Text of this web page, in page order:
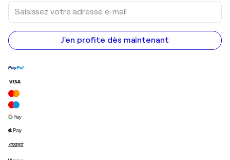
Saisissez
votre
adresse
e-
mail
J'en profite dès maintenant